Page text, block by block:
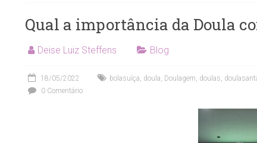
Qual a importância da Doula
Deise Luiz Steffens Blog
18/05/2022 bolasuíça, doula, Doulagem, doulas,
0 Comentário